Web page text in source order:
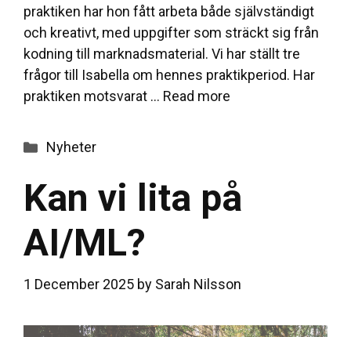
praktiken har hon fått arbeta både självständigt
och kreativt, med uppgifter som sträckt sig från
kodning till marknadsmaterial. Vi har ställt tre
frågor till Isabella om hennes praktikperiod. Har
praktiken motsvarat … Read more
Categories
Nyheter
Kan vi lita på
AI/ML?
1 December 2025 by Sarah Nilsson